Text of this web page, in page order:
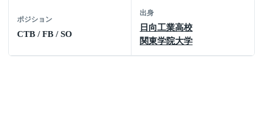
ポジション
CTB / FB / SO
出身
日向工業高校
関東学院大学